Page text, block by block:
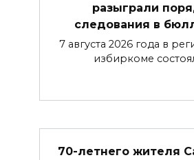
разыграли
следования в
7 августа 2026 года в
избиркоме
70-летнего жителя